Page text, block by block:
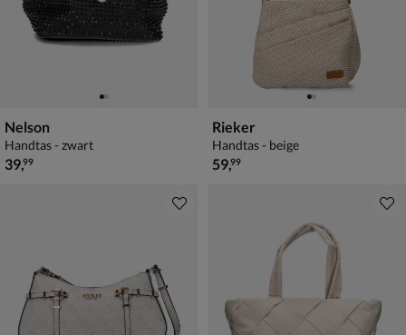
Nelson
Handtas - zwart
€ 39,99
39,99
Rieker
Handtas - beige
€ 59,99
59,99